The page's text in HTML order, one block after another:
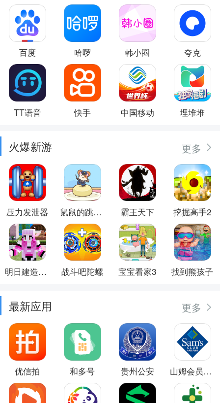
百度 哈啰 韩小圈 夸克
TT语音 快手 中国移动 埋堆堆
火爆新游 更多
压力发泄器 鼠鼠的跳跃冒险 霸王天下 挖掘高手2
明日建造大师 战斗吧陀螺 宝宝看家3 找到熊孩子
最新应用 更多
优信拍 和多号 贵州公安 山姆会员商店